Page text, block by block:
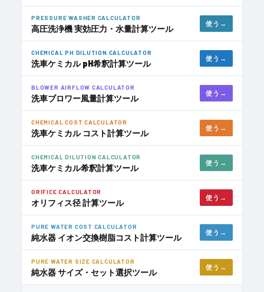
PRESSURE WASHER CALCULATOR
高圧洗浄機 実効圧力・水量計算ツール
使う
CHEMICAL PH DILUTION CALCULATOR
洗車ケミカル pH希釈計算ツール
使う
BLOWER AIRFLOW CALCULATOR
洗車ブロワー風量計算ツール
使う
CHEMICAL COST CALCULATOR
洗車ケミカル コスト計算ツール
使う
CHEMICAL DILUTION CALCULATOR
洗車ケミカル希釈計算ツール
使う
ORIFICE CALCULATOR
オリフィス径 計算ツール
使う
PURE WATER COST CALCULATOR
純水器 イオン交換樹脂コスト計算ツール
使う
PURE WATER SIZE CALCULATOR
純水器 サイズ・セット選択ツール
使う